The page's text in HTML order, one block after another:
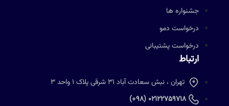
جشنواره ها
درخواست دمو
درخواست پشتیبانی
ارتباط
تهران ، نبش سعادت آباد 31 شرقی پلاک 1 واحد 3
02122759718 (98+)